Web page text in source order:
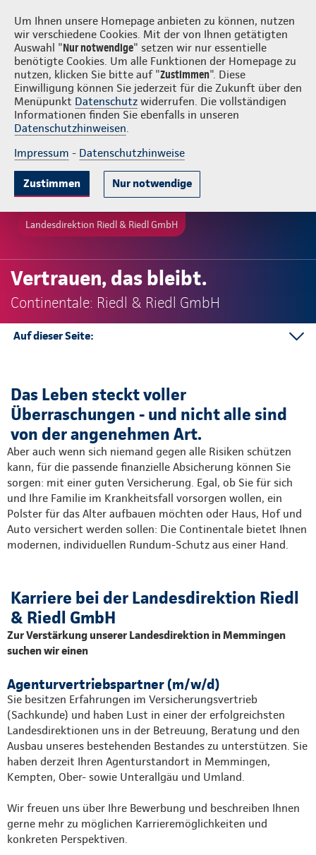
Um Ihnen unsere Homepage anbieten zu können, nutzen
wir verschiedene Cookies. Mit der von Ihnen getätigten
Auswahl "Nur notwendige" setzen wir nur essentielle
benötigte Cookies. Um alle Funktionen der Homepage zu
nutzen, klicken Sie bitte auf "Zustimmen". Diese
Einwilligung können Sie jederzeit für die Zukunft über den
Menüpunkt Datenschutz widerrufen. Die vollständigen
Informationen finden Sie ebenfalls in unseren
Datenschutzhinweisen.
Impressum - Datenschutzhinweise
Zustimmen Nur notwendige
Riedl & Riedl GmbH Login
Landesdirektion Riedl & Riedl GmbH
Vertrauen, das bleibt.
Continentale: Riedl & Riedl GmbH
Auf dieser Seite:
Mehr
Das Leben steckt voller
Überraschungen - und nicht alle sind
von der angenehmen Art.
Aber auch wenn sich niemand gegen alle Risiken schützen
kann, für die passende finanzielle Absicherung können Sie
sorgen: mit einer guten Versicherung. Egal, ob Sie für sich
und Ihre Familie im Krankheitsfall vorsorgen wollen, ein
Polster für das Alter aufbauen möchten oder Haus, Hof und
Auto versichert werden sollen: Die Continentale bietet Ihnen
modernen, individuellen Rundum-Schutz aus einer Hand.
Karriere bei der Landesdirektion Riedl
& Riedl GmbH
Zur Verstärkung unserer Landesdirektion in Memmingen
suchen wir einen
Agenturvertriebspartner (m/w/d)
Sie besitzen Erfahrungen im Versicherungsvertrieb
(Sachkunde) und haben Lust in einer der erfolgreichsten
Landesdirektionen uns in der Betreuung, Beratung und den
Ausbau unseres bestehenden Bestandes zu unterstützen. Sie
haben derzeit Ihren Agenturstandort in Memmingen,
Kempten, Ober- sowie Unterallgäu und Umland.
Wir freuen uns über Ihre Bewerbung und beschreiben Ihnen
gerne mehr zu möglichen Karrieremöglichkeiten und
konkreten Perspektiven.